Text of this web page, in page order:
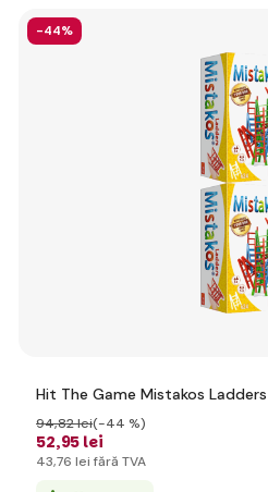
-44%
Hit The Game Mistakos Ladders
52,95 lei
94,82 lei(-44 %)
43,76 lei fără TVA